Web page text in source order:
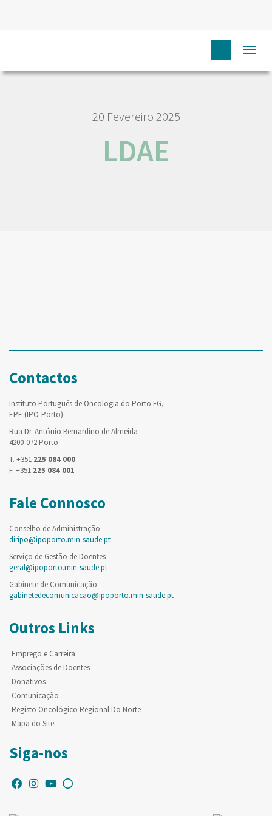
20 Fevereiro 2025
LDAE
Contactos
Instituto Português de Oncologia do Porto FG,
EPE (IPO-Porto)
Rua Dr. António Bernardino de Almeida
4200-072 Porto
T. +351 225 084 000
F. +351 225 084 001
Fale Connosco
Conselho de Administração
diripo@ipoporto.min-saude.pt
Serviço de Gestão de Doentes
geral@ipoporto.min-saude.pt
Gabinete de Comunicação
gabinetedecomunicacao@ipoporto.min-saude.pt
Outros Links
Emprego e Carreira
Associações de Doentes
Donativos
Comunicação
Registo Oncológico Regional Do Norte
Mapa do Site
Siga-nos